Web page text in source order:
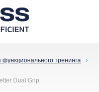
тренинга
Dual Grip